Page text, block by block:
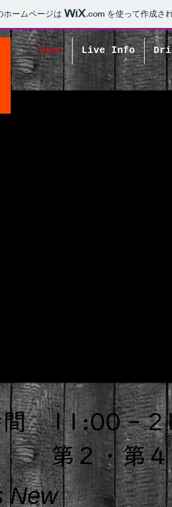
ホームページは .comを使って作成さ
Home Live Info
間 11:00 -
第２・第４
New